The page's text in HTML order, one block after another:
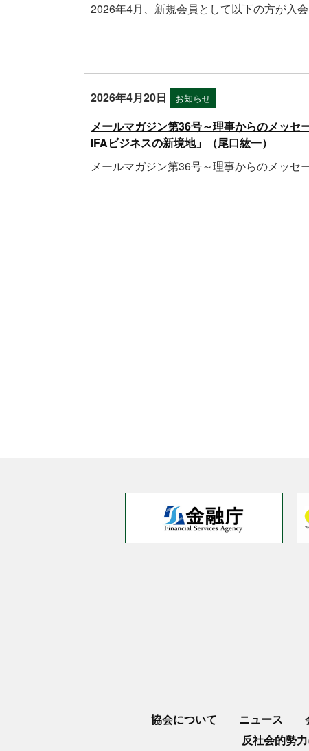
2026年4月、新規会員として以下の方が入
2026年4月20日 お知らせ
メールマガジン第36号～理事からのメッセ
IFAビジネスの新境地」（尾口紘一）
メールマガジン第36号～理事からのメッセ
協会について ニュース
反社会的勢